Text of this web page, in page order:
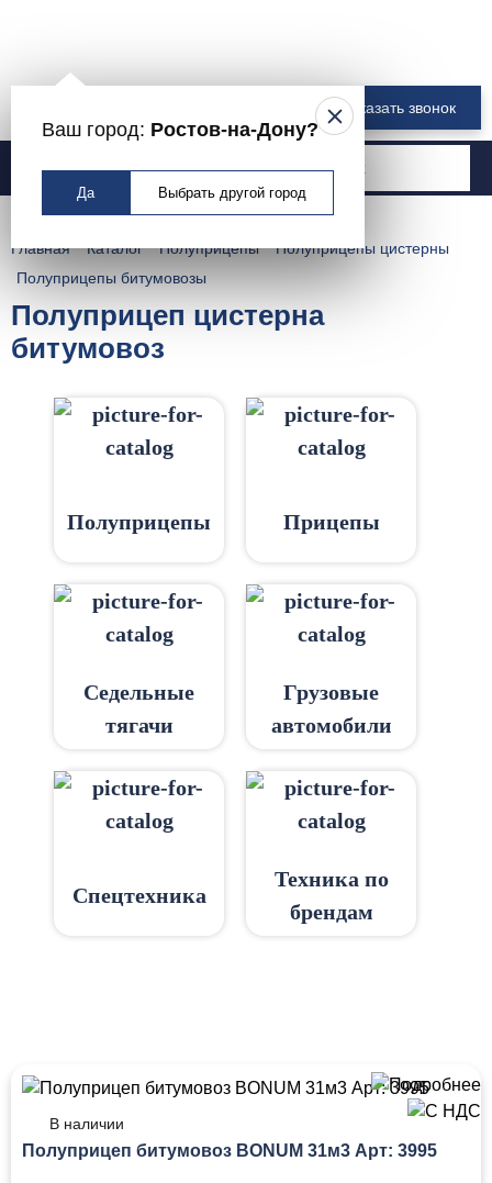
Ваш город: Ростов-на-Дону?
Да Выбрать другой город
Заказать звонок
Москва
Главная Каталог Полуприцепы
Полуприцепы цистерны
Полуприцепы битумовозы
Полуприцеп цистерна
битумовоз
Полуприцепы Прицепы
Седельные
тягачи
Грузовые
автомобили
Спецтехника
Техника по
брендам
В наличии
Полуприцеп битумовоз BONUM 31м3 Арт: 3995